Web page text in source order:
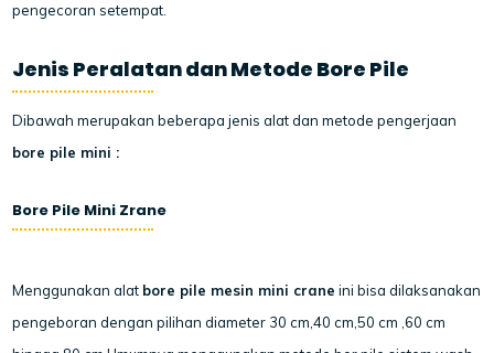
pengecoran setempat.
Jenis Peralatan dan Metode Bore Pile
Dibawah merupakan beberapa jenis alat dan metode pengerjaan
bore pile mini :
Bore Pile Mini Zrane
Menggunakan alat bore pile mesin mini crane ini bisa dilaksanakan
pengeboran dengan pilihan diameter 30 cm,40 cm,50 cm ,60 cm